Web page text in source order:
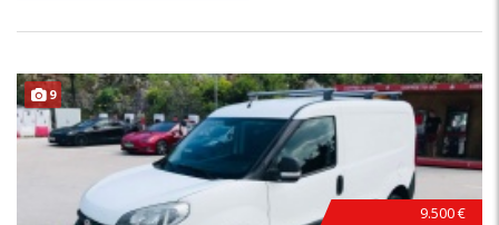
9 P
R
V
I
V
L
A
S
N
I
K
9.500 €